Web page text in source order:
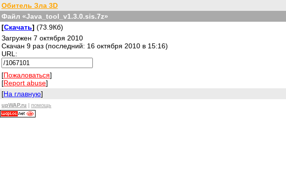
Обитель Зла 3D
Файл «Java_tool_v1.3.0.sis.7z»
[Скачать] (73.9Кб)
Загружен 7 октября 2010
Скачан 9 раз (последний: 16 октября 2010 в 15:16)
URL:
[Пожаловаться]
[Report abuse]
[На главную]
upWAP.ru | помощь